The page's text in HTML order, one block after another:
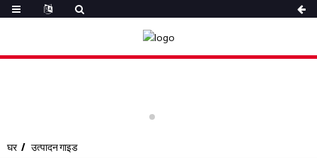
घर उत्पादन गाइड